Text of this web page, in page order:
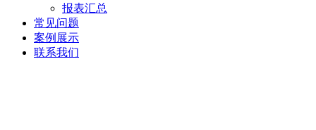
报表汇总
常见问题
案例展示
联系我们